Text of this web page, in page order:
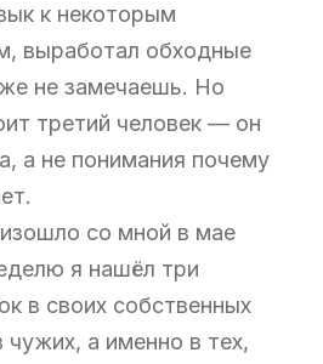
к некоторым
выработал обходные
не замечаешь. Но
третий человек — он
а не понимания почему
со мной в мае
я нашёл три
в своих собственных
а именно в тех,